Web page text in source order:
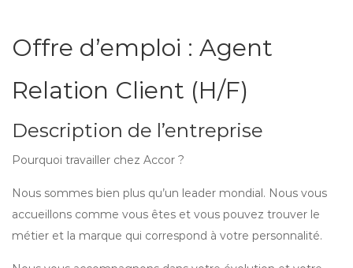
Offre d’emploi : Agent
Relation Client (H/F)
Description de l’entreprise
Pourquoi travailler chez Accor ?
Nous sommes bien plus qu’un leader mondial. Nous vous
accueillons comme vous êtes et vous pouvez trouver le
métier et la marque qui correspond à votre personnalité.